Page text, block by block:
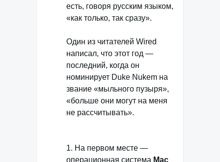
есть, говоря русским языком,
«как только, так сразу».
Один из читателей Wired
написал, что этот год —
последний, когда он
номинирует Duke Nukem на
звание «мыльного пузыря»,
«больше они могут на меня
не расcчитывать».
1. На первом месте —
операционная система Mac